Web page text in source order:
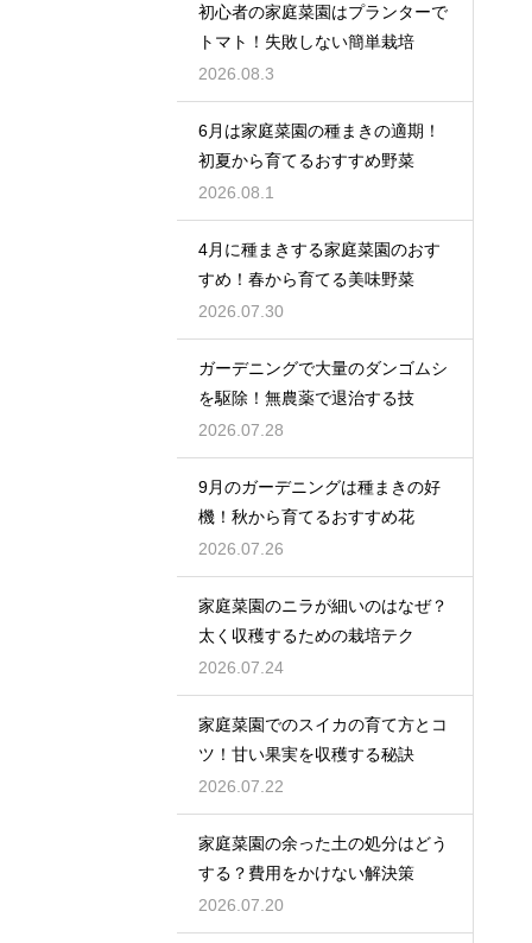
初心者の家庭菜園はプランターで
トマト！失敗しない簡単栽培
2026.08.3
6月は家庭菜園の種まきの適期！
初夏から育てるおすすめ野菜
2026.08.1
4月に種まきする家庭菜園のおす
すめ！春から育てる美味野菜
2026.07.30
ガーデニングで大量のダンゴムシ
を駆除！無農薬で退治する技
2026.07.28
9月のガーデニングは種まきの好
機！秋から育てるおすすめ花
2026.07.26
家庭菜園のニラが細いのはなぜ？
太く収穫するための栽培テク
2026.07.24
家庭菜園でのスイカの育て方とコ
ツ！甘い果実を収穫する秘訣
2026.07.22
家庭菜園の余った土の処分はどう
する？費用をかけない解決策
2026.07.20